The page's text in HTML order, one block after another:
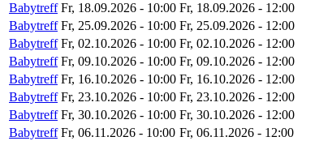
Babytreff Fr, 18.09.2026 - 10:00 Fr, 18.09.2026 - 12:00
Babytreff Fr, 25.09.2026 - 10:00 Fr, 25.09.2026 - 12:00
Babytreff Fr, 02.10.2026 - 10:00 Fr, 02.10.2026 - 12:00
Babytreff Fr, 09.10.2026 - 10:00 Fr, 09.10.2026 - 12:00
Babytreff Fr, 16.10.2026 - 10:00 Fr, 16.10.2026 - 12:00
Babytreff Fr, 23.10.2026 - 10:00 Fr, 23.10.2026 - 12:00
Babytreff Fr, 30.10.2026 - 10:00 Fr, 30.10.2026 - 12:00
Babytreff Fr, 06.11.2026 - 10:00 Fr, 06.11.2026 - 12:00